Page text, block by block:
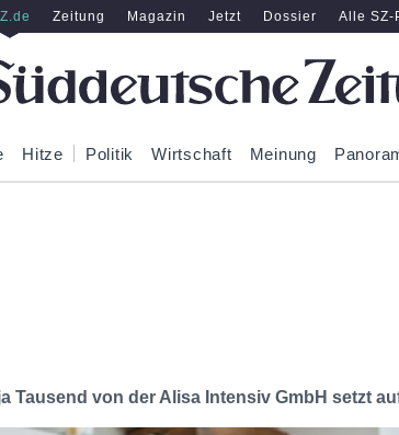
Zeitung Magazin Jetzt Dossier Alle SZ-
Hitze Politik Wirtschaft Meinung
Tausend von der Alisa Intensiv GmbH setzt